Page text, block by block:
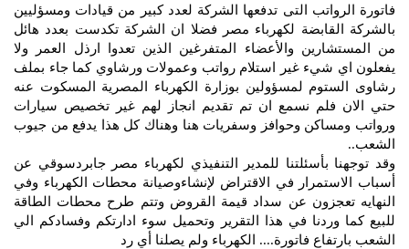
فاتورة الرواتب التى تدفعها الشركة لعدد كبير من قيادات ومسؤليين
بالشركة القابضة لكهرباء مصر فضلا ان الشركة تكدست بعدد هائل
من المستشارين والأعضاء المتفرغين الذين تعدوا ارذل العمر ولا
يفعلون اي شيء غير استلام رواتب وعمولات ورشاوي كما جاء بملف
رشاوى الستوم لمسؤولين بوزارة الكهرباء المصرية المسكوت عنه
حتي الان فلم نسمع ان تم تقديم انجاز لهم غير تخصيص سيارات
ورواتب ومساكن وحوافز وسفريات هنا وهناك كل هذا يدفع من جيوب
الشعب..
وقد توجهنا بأسئلتنا للمدير التنفيذي لكهرباء مصر جابردسوقي عن
أسباب الاستمرار في الاقتراض لإنشاءوصيانة محطات الكهرباء وفي
النهايه تعجزون عن سداد قيمة القروض وتتم طرح محطات الطاقة
للبيع كما وردنا في هذا التقرير وتحميل سوء ادارتكم وفسادكم الي
الشعب بارتفاع فاتورة.... الكهرباء ولم يصلنا أي رد